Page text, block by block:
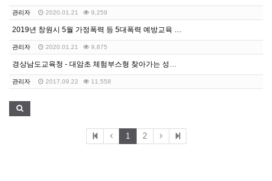
관리자 2020.01.21 9,259
2019년 창원시 5월 가정폭력 등 5대폭력 예방교육 …
관리자 2020.01.21 9,875
경상남도교육청 - 대암초 체험부스형 찾아가는 성교육 실…
관리자 2017.09.22 11,558
1 2